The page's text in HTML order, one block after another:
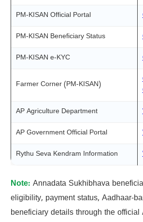
PM-KISAN Official Portal
PM-KISAN Beneficiary Status
PM-KISAN e-KYC
Farmer Corner (PM-KISAN)
AP Agriculture Department
AP Government Official Portal
Rythu Seva Kendram Information
Note: Annadata Sukhibhava
eligibility, payment status, Aadhaar-
beneficiary details through the official